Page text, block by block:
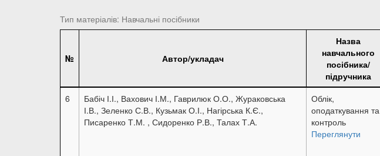
Тип матеріалів: Навчальні посібники
№ Автор/укладач
Назва
навчального
посібника/
підручника
6
Бабіч І.І., Вахович І.М., Гаврилюк О.О., Жураковська
І.В., Зеленко С.В., Кузьмак О.І., Нагірська К.Є.,
Писаренко Т.М. , Сидоренко Р.В., Талах Т.А.
Облік,
оподаткування та
контроль
Переглянути